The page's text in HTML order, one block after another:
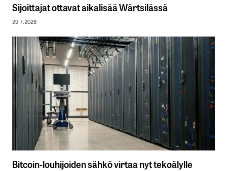
Sijoittajat ottavat aikalisää Wärtsilässä
29.7.2026
Bitcoin-louhijoiden sähkö virtaa nyt tekoälylle